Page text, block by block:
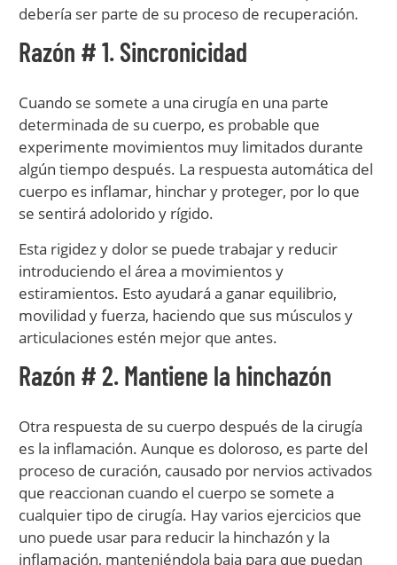
debería ser parte de su proceso de recuperación.
Razón # 1. Sincronicidad
Cuando se somete a una cirugía en una parte
determinada de su cuerpo, es probable que
experimente movimientos muy limitados durante
algún tiempo después. La respuesta automática del
cuerpo es inflamar, hinchar y proteger, por lo que
se sentirá adolorido y rígido.
Esta rigidez y dolor se puede trabajar y reducir
introduciendo el área a movimientos y
estiramientos. Esto ayudará a ganar equilibrio,
movilidad y fuerza, haciendo que sus músculos y
articulaciones estén mejor que antes.
Razón # 2. Mantiene la hinchazón
Otra respuesta de su cuerpo después de la cirugía
es la inflamación. Aunque es doloroso, es parte del
proceso de curación, causado por nervios activados
que reaccionan cuando el cuerpo se somete a
cualquier tipo de cirugía. Hay varios ejercicios que
uno puede usar para reducir la hinchazón y la
inflamación, manteniéndola baja para que puedan